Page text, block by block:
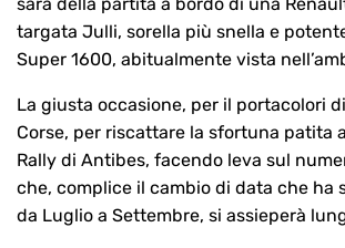
targata Julli, sorella più snella e
Super 1600, abitualmente vista
La giusta occasione, per il portacolori
Corse, per riscattare la sfortuna patita
Rally di Antibes, facendo leva sul
che, complice il cambio di data che ha
da Luglio a Settembre, si assieperà